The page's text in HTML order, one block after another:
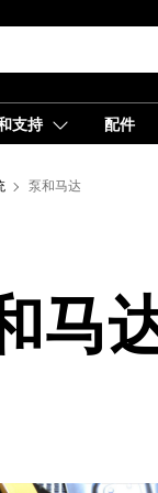
支持 配件
泵和马达
马